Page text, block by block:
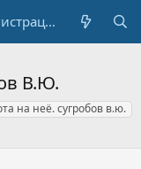
Регистрация
В.Ю.
на неё. сугробов в.ю.